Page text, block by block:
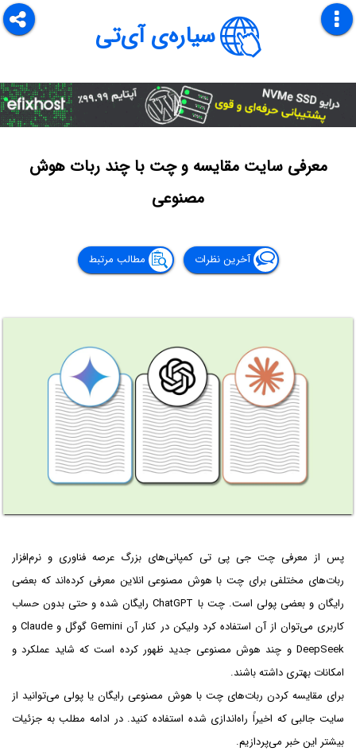
سیاره‌ی آی‌تی
معرفی سایت مقایسه و چت با چند ربات هوش
مصنوعی
آخرین نظرات مطالب مرتبط
پس از معرفی چت جی پی تی کمپانی‌های بزرگ عرصه فناوری و نرم‌افزار
ربات‌های مختلفی برای چت با هوش مصنوعی انلاین معرفی کرده‌اند که بعضی
رایگان و بعضی پولی است. چت با ChatGPT رایگان شده و حتی بدون حساب
کاربری می‌توان از آن استفاده کرد ولیکن در کنار آن Gemini گوگل و Claude و
DeepSeek و چند هوش مصنوعی جدید ظهور کرده است که شاید عملکرد و
امکانات بهتری داشته باشند.
برای مقایسه کردن ربات‌های چت با هوش مصنوعی رایگان یا پولی می‌توانید از
سایت جالبی که اخیراً راه‌اندازی شده استفاده کنید. در ادامه مطلب به جزئیات
بیشتر این خبر می‌پردازیم.